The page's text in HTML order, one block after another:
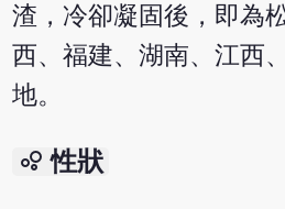
渣，冷卻凝固後，即為
西、福建、湖南、江西
地。
bubble_chart 性狀